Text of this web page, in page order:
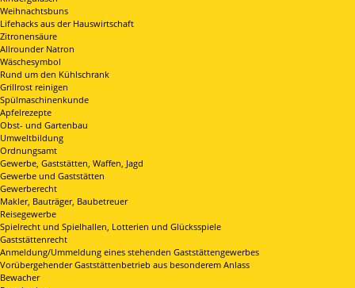
Weihnachtsbuns
Lifehacks aus der Hauswirtschaft
Zitronensäure
Allrounder Natron
Wäschesymbol
Rund um den Kühlschrank
Grillrost reinigen
Spülmaschinenkunde
Apfelrezepte
Obst- und Gartenbau
Umweltbildung
Ordnungsamt
Gewerbe, Gaststätten, Waffen, Jagd
Gewerbe und Gaststätten
Gewerberecht
Makler, Bauträger, Baubetreuer
Reisegewerbe
Spielrecht und Spielhallen, Lotterien und Glücksspiele
Gaststättenrecht
Anmeldung/Ummeldung eines stehenden Gaststättengewerbes
Vorübergehender Gaststättenbetrieb aus besonderem Anlass
Bewacher